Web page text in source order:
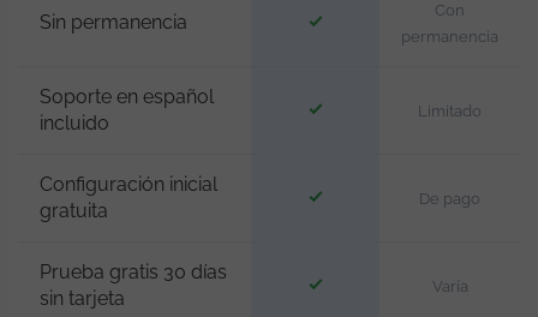
Sin permanencia
Con
permanencia
Soporte en español
incluido
Limitado
Configuración inicial
gratuita
De pago
Prueba gratis 30 días
sin tarjeta
Varía